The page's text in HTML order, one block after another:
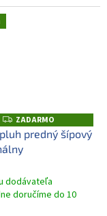
Z
A
D
A
ZADARMO
predný šípový
dodávateľa
doručíme do 10